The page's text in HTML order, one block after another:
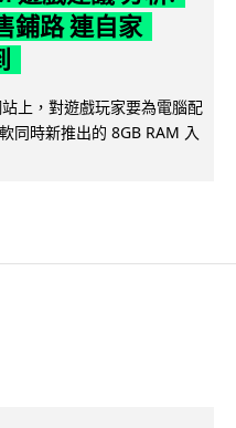
鋪路 連自家
上，對遊戲玩家要為電腦配
同時新推出的 8GB RAM 入